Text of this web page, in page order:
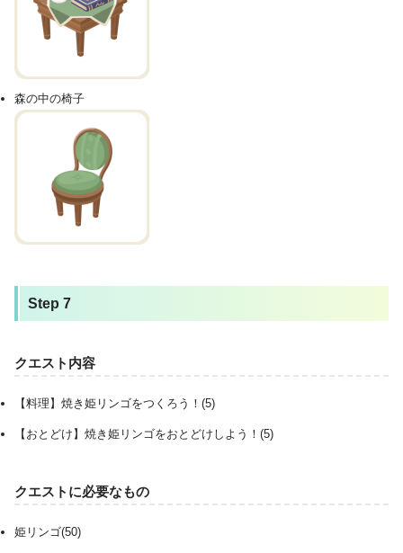
森の中の椅子
Step 7
クエスト内容
【料理】焼き姫リンゴをつくろう！(5)
【おとどけ】焼き姫リンゴをおとどけしよう！(5)
クエストに必要なもの
姫リンゴ(50)